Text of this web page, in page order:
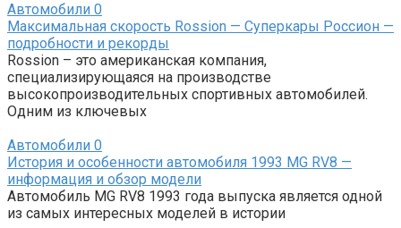
Автомобили 0
Максимальная скорость Rossion — Суперкары Россион —
подробности и рекорды
Rossion – это американская компания,
специализирующаяся на производстве
высокопроизводительных спортивных автомобилей.
Одним из ключевых
Автомобили 0
История и особенности автомобиля 1993 MG RV8 —
информация и обзор модели
Автомобиль MG RV8 1993 года выпуска является одной
из самых интересных моделей в истории